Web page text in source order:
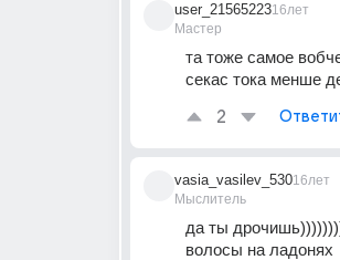
user_21565223
Мастер
16лет
та тоже самое
секас тока менше
2
vasia_vasilev_530
Мыслитель
16лет
да ты
волосы на ладонях